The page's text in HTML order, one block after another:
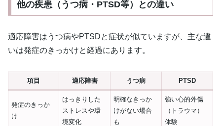
他の疾患（うつ病・PTSD等）との違い
適応障害はうつ病やPTSDと症状が似ていますが、主な違
いは発症のきっかけと経過にあります。
項目 適応障害 うつ病 PTSD
発症のきっか
け
はっきりした
ストレスや環
境変化
明確なきっか
けがない場合
も
強い心的外傷
（トラウマ）
体験